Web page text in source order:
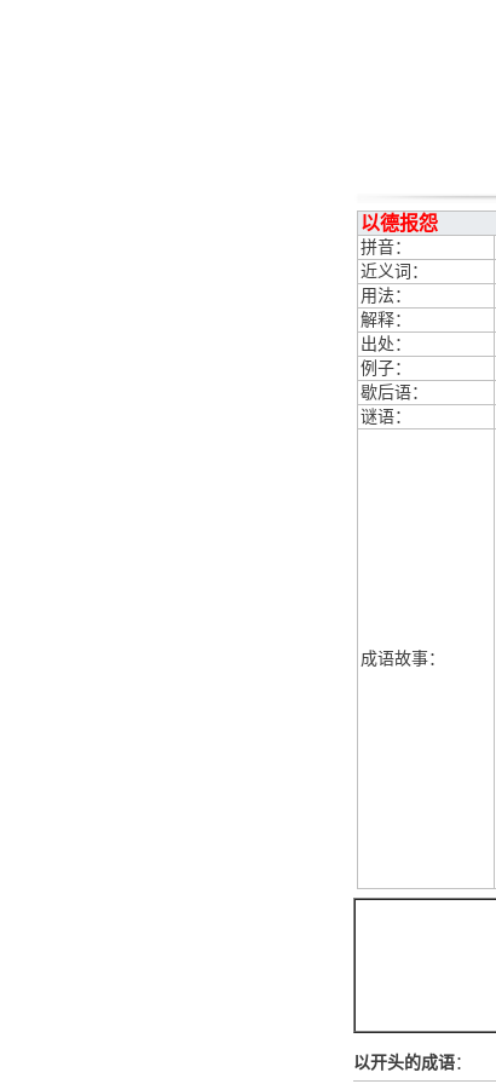
以德报怨
拼音：
近义词：
用法：
解释：
出处：
例子：
歇后语：
谜语：
成语故事：
以开头的成语：